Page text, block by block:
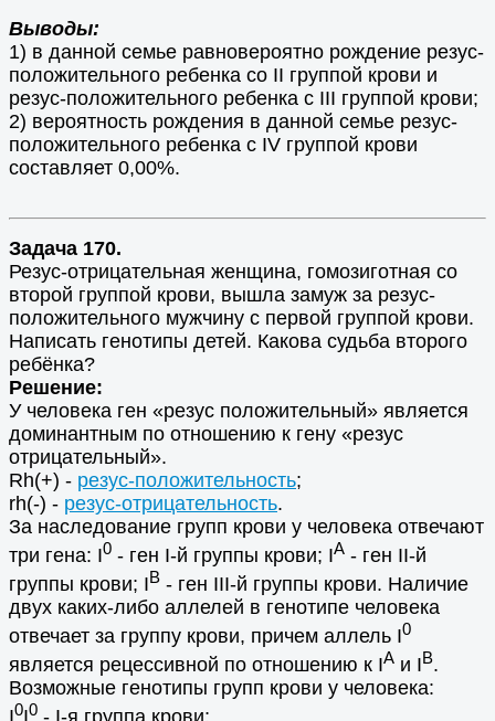
Выводы:
1) в данной семье равновероятно рождение резус-
положительного ребенка со II группой крови и
резус-положительного ребенка с III группой крови;
2) вероятность рождения в данной семье резус-
положительного ребенка с IV группой крови
составляет 0,00%.
Задача 170.
Резус-отрицательная женщина, гомозиготная со
второй группой крови, вышла замуж за резус-
положительного мужчину с первой группой крови.
Написать генотипы детей. Какова судьба второго
ребёнка?
Решение:
У человека ген «резус положительный» является
доминантным по отношению к гену «резус
отрицательный».
Rh(+) - резус-положительность;
rh(-) - резус-отрицательность.
За наследование групп крови у человека отвечают
три гена: I0 - ген I-й группы крови; IA - ген II-й
группы крови; IB - ген III-й группы крови. Наличие
двух каких-либо аллелей в генотипе человека
отвечает за группу крови, причем аллель I0
является рецессивной по отношению к IA и IB.
Возможные генотипы групп крови у человека:
I0I0 - I-я группа крови;